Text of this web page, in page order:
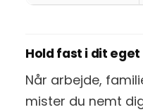
Hold fast i dit eget
Når arbejde,
mister du nemt